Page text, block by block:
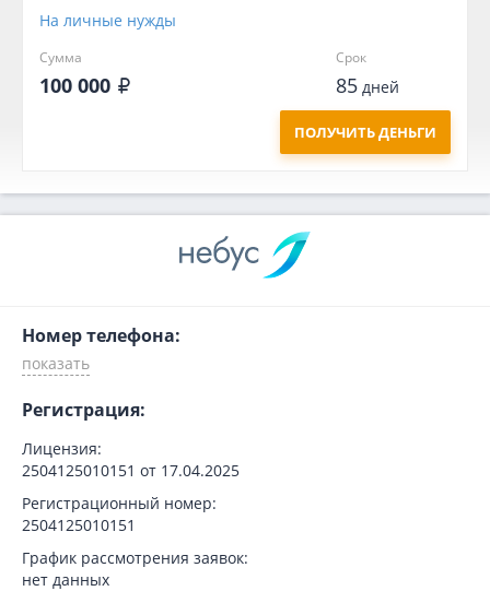
На личные нужды
Сумма
100 000
Срок
85дней
ПОЛУЧИТЬ ДЕНЬГИ
Номер телефона:
Регистрация:
Лицензия:
2504125010151 от 17.04.2025
Регистрационный номер:
2504125010151
График рассмотрения заявок:
нет данных